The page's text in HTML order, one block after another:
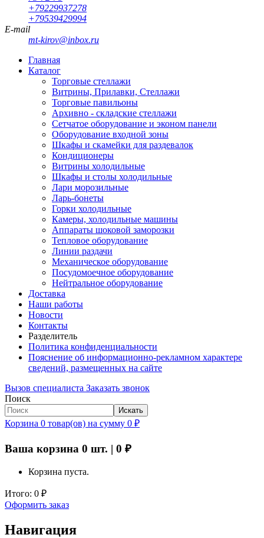
+79229937278
+79539429994
E-mail
mt-kirov@inbox.ru
Главная
Каталог
Торговые стеллажи
Витрины, Прилавки, Стеллажи
Торговые павильоны
Архивно - складские стеллажи
Сетчатое оборудование и эконом панели
Оборудование входной зоны
Шкафы и скамейки для раздевалок
Кондиционеры
Витрины холодильные
Шкафы и столы холодильные
Лари морозильные
Ларь-бонеты
Горки холодильные
Камеры, холодильные машины
Аппараты шоковой заморозки
Тепловое оборудование
Линии раздачи
Механическое оборудование
Посудомоечное оборудование
Нейтральное оборудование
Доставка
Наши работы
Новости
Контакты
Разделитель
Политика конфиденциальности
Пояснение об информационно-рекламном характере
сведений, размещенных на сайте
Вызов специалиста Заказать звонок
Поиск
Искать
Корзина 0 товар(ов) на сумму 0 ₽
Ваша корзина 0 шт. | 0 ₽
Корзина пуста.
Итого: 0 ₽
Оформить заказ
Навигация